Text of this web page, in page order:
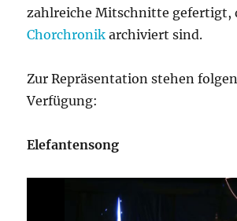
zahlreiche Mitschnitte gefertigt,
Chorchronik archiviert sind.
Zur Repräsentation stehen
Verfügung:
Elefantensong